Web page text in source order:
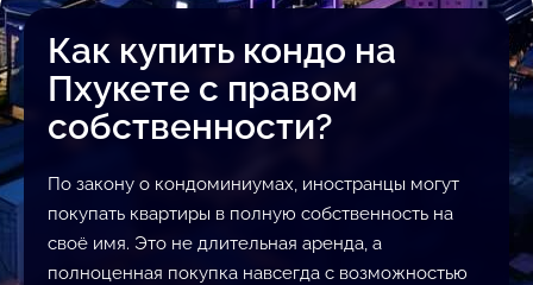
Как купить кондо на
Пхукете с правом
собственности?
По закону о кондоминиумах, иностранцы могут
покупать квартиры в полную собственность на
своё имя. Это не длительная аренда, а
полноценная покупка навсегда с возможностью